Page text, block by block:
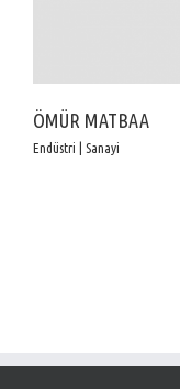
ÖMÜR MATBAA
Endüstri | Sanayi